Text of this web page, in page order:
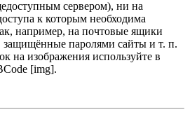
сервером), ни на
к которым необходима
например, на почтовые ящики
защищённые паролями сайты и т. п.
на изображения используйте в
[img].